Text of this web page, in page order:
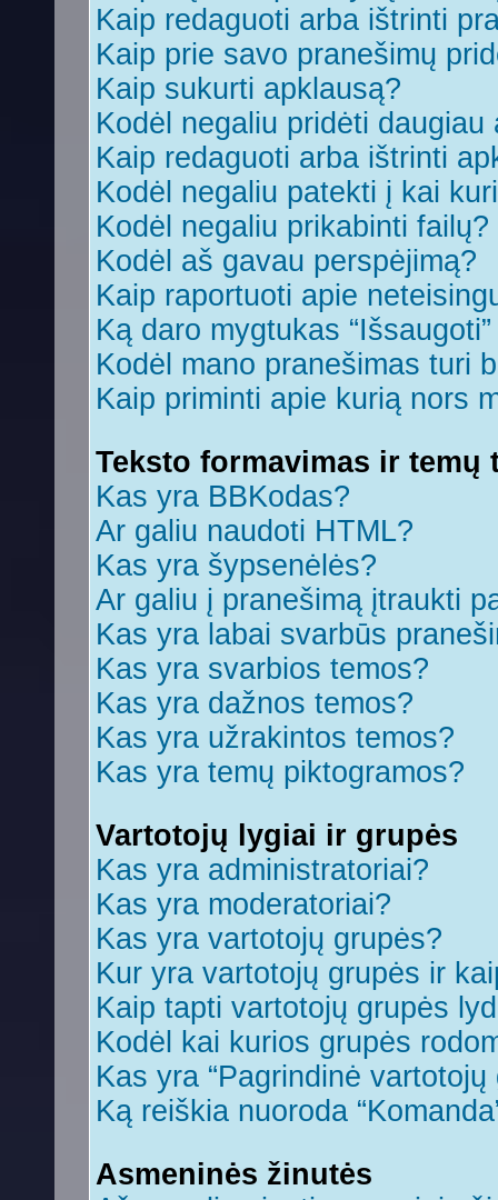
Kaip redaguoti arba ištrinti
Kaip prie savo pranešimų
Kaip sukurti apklausą?
Kodėl negaliu pridėti
Kaip redaguoti arba ištrinti
Kodėl negaliu patekti į kai
Kodėl negaliu prikabinti failų?
Kodėl aš gavau perspėjimą?
Kaip raportuoti apie
Ką daro mygtukas
Kodėl mano pranešimas turi
Kaip priminti apie kurią nors
Teksto formavimas ir temų
Kas yra BBKodas?
Ar galiu naudoti HTML?
Kas yra šypsenėlės?
Ar galiu į pranešimą įtraukti
Kas yra labai svarbūs
Kas yra svarbios temos?
Kas yra dažnos temos?
Kas yra užrakintos temos?
Kas yra temų piktogramos?
Vartotojų lygiai ir grupės
Kas yra administratoriai?
Kas yra moderatoriai?
Kas yra vartotojų grupės?
Kur yra vartotojų grupės ir
Kaip tapti vartotojų grupės
Kodėl kai kurios grupės
Kas yra “Pagrindinė vartotojų
Ką reiškia nuoroda
Asmeninės žinutės